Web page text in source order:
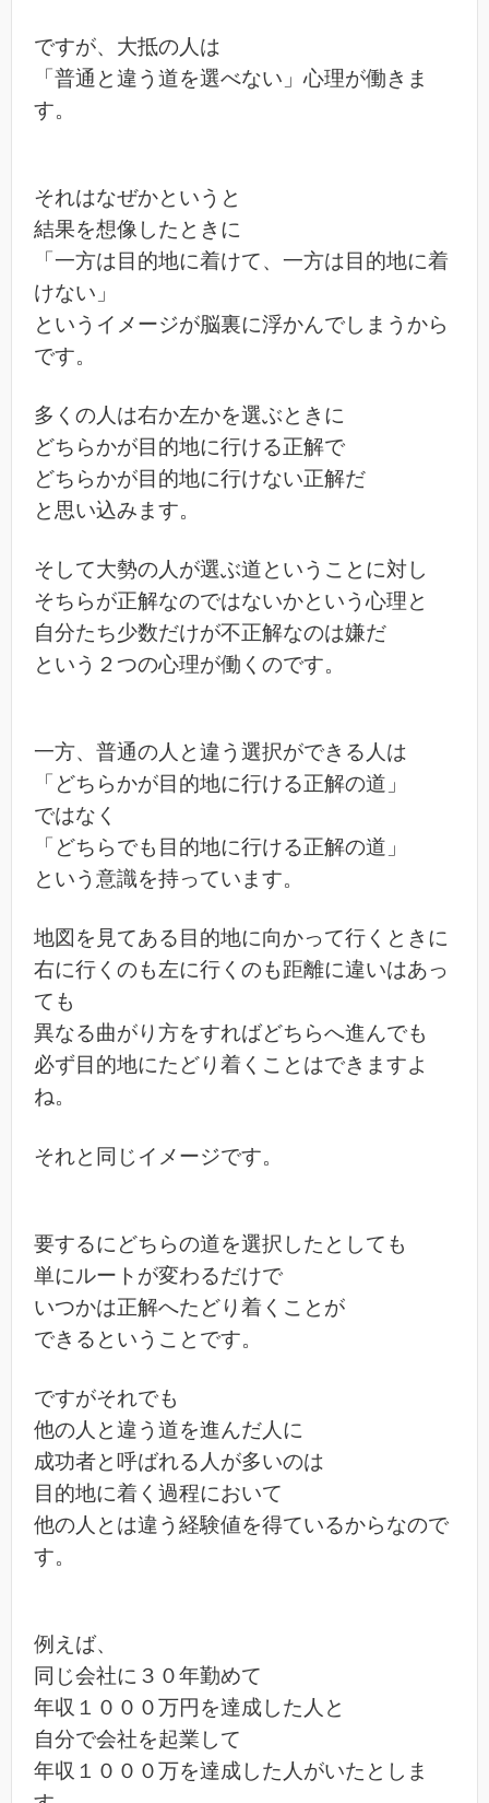
ですが、大抵の人は
「普通と違う道を選べない」心理が働きま
す。
それはなぜかというと
結果を想像したときに
「一方は目的地に着けて、一方は目的地に着
けない」
というイメージが脳裏に浮かんでしまうから
です。
多くの人は右か左かを選ぶときに
どちらかが目的地に行ける正解で
どちらかが目的地に行けない正解だ
と思い込みます。
そして大勢の人が選ぶ道ということに対し
そちらが正解なのではないかという心理と
自分たち少数だけが不正解なのは嫌だ
という２つの心理が働くのです。
一方、普通の人と違う選択ができる人は
「どちらかが目的地に行ける正解の道」
ではなく
「どちらでも目的地に行ける正解の道」
という意識を持っています。
地図を見てある目的地に向かって行くときに
右に行くのも左に行くのも距離に違いはあっ
ても
異なる曲がり方をすればどちらへ進んでも
必ず目的地にたどり着くことはできますよ
ね。
それと同じイメージです。
要するにどちらの道を選択したとしても
単にルートが変わるだけで
いつかは正解へたどり着くことが
できるということです。
ですがそれでも
他の人と違う道を進んだ人に
成功者と呼ばれる人が多いのは
目的地に着く過程において
他の人とは違う経験値を得ているからなので
す。
例えば、
同じ会社に３０年勤めて
年収１０００万円を達成した人と
自分で会社を起業して
年収１０００万を達成した人がいたとしま